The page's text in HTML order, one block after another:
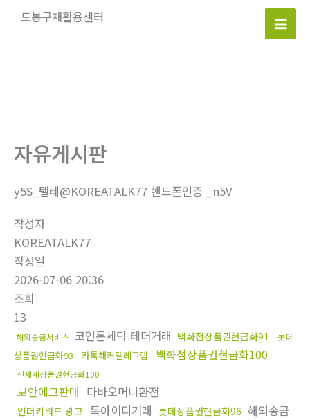
도봉구재활용센터
Main
자유게시판
y5S_텔레@KOREATALK77 핸드폰인증 _n5V
작성자
KOREATALK77
작성일
2026-07-06 20:36
조회
13
해외송금서비스 코인돈세탁 테더거래 백화점상품권현금화91
롯데
상품권현금화93
카톡해커텔레그램 백화점상품권현금화100
신세계상품권현금화100
보안에그판매 다바오머니환전
언더키워드 광고 톡아이디거래 롯데상품권현금화96 해외송금